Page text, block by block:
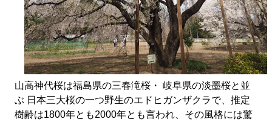
山高神代桜は福島県の三春滝桜・ 岐阜県の淡墨桜と並
ぶ 日本三大桜の一つ野生のエドヒガンザクラで、推定
樹齢は1800年とも2000年とも言われ、その風格には驚